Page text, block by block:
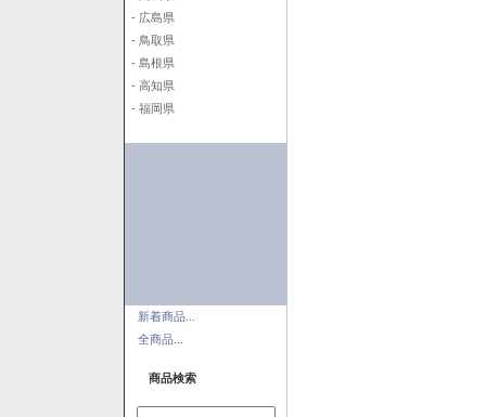
- 広島県
- 鳥取県
- 島根県
- 高知県
- 福岡県
新着商品...
全商品...
商品検索